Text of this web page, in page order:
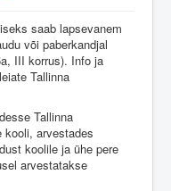
saab lapsevanem
või paberkandjal
III korrus). Info ja
Tallinna
Tallinna
kooli, arvestades
koolile ja ühe pere
arvestatakse